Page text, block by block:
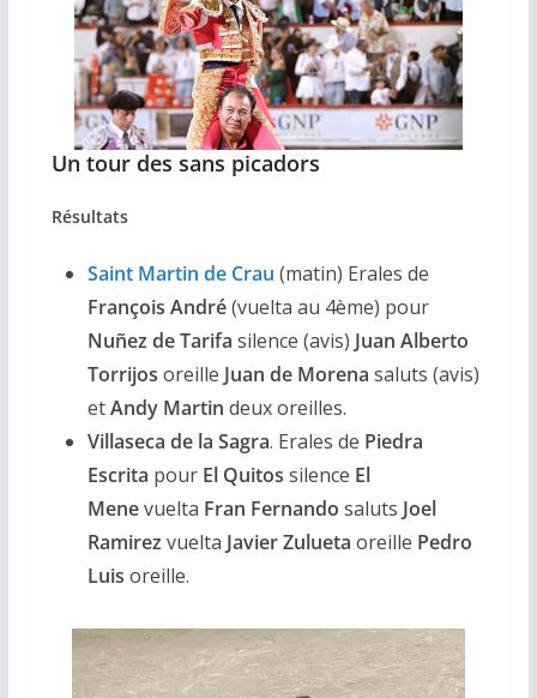
Un tour des sans picadors
Résultats
Saint Martin de Crau (matin) Erales de
François André(vuelta au 4ème) pour
Nuñez de Tarifa silence (avis) Juan Alberto
Torrijos oreille Juan de Morena saluts (avis)
etAndy Martin deux oreilles.
Villaseca de la Sagra. Erales de Piedra
Escrita pour El Quitos silence El
Menevuelta Fran Fernando saluts Joel
Ramirez vuelta Javier Zulueta oreille Pedro
Luis oreille.